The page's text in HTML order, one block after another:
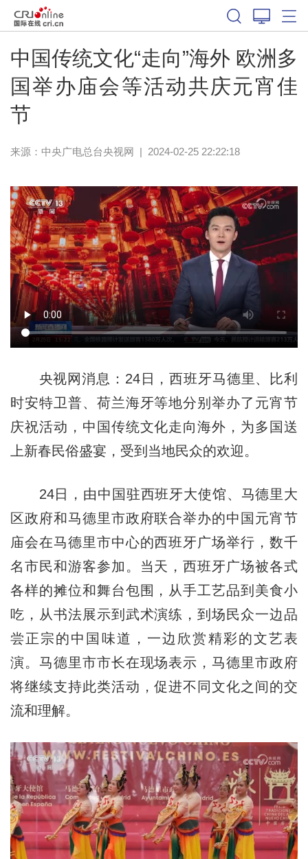
中国传统文化“走向”海外 欧洲多
国举办庙会等活动共庆元宵佳
节
来源： 中央广电总台央视网 | 2024-02-25 22:22:18
央视网消息：24日，西班牙马德里、比利
时安特卫普、荷兰海牙等地分别举办了元宵节
庆祝活动，中国传统文化走向海外，为多国送
上新春民俗盛宴，受到当地民众的欢迎。
24日，由中国驻西班牙大使馆、马德里大
区政府和马德里市政府联合举办的中国元宵节
庙会在马德里市中心的西班牙广场举行，数千
名市民和游客参加。当天，西班牙广场被各式
各样的摊位和舞台包围，从手工艺品到美食小
吃，从书法展示到武术演练，到场民众一边品
尝正宗的中国味道，一边欣赏精彩的文艺表
演。马德里市市长在现场表示，马德里市政府
将继续支持此类活动，促进不同文化之间的交
流和理解。